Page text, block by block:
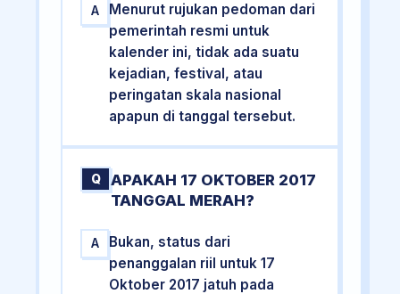
A
Menurut rujukan pedoman dari
pemerintah resmi untuk
kalender ini, tidak ada suatu
kejadian, festival, atau
peringatan skala nasional
apapun di tanggal tersebut.
Q
APAKAH 17 OKTOBER 2017
TANGGAL MERAH?
A
Bukan, status dari
penanggalan riil untuk 17
Oktober 2017 jatuh pada